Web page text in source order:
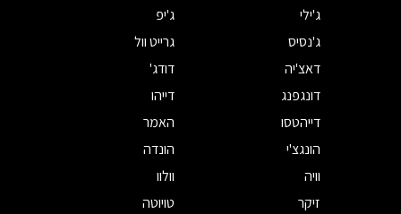
ג'ילי
ג'יפ
ג'נסיס
גרייט וול
דאצ'יה
דודג'
דונגפנג
דייהו
דייהטסו
האמר
הונגצ'י
הונדה
וויה
וולוו
זיקר
טויוטה